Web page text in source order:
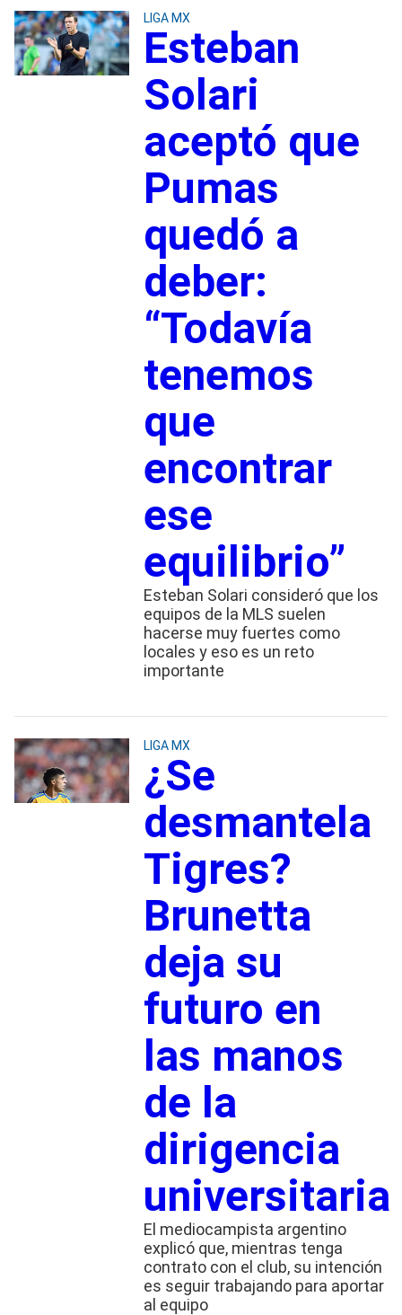
LIGA MX
Esteban
Solari
aceptó que
Pumas
quedó a
deber:
“Todavía
tenemos
que
encontrar
ese
equilibrio”
Esteban Solari consideró que los
equipos de la MLS suelen
hacerse muy fuertes como
locales y eso es un reto
importante
LIGA MX
¿Se
desmantela
Tigres?
Brunetta
deja su
futuro en
las manos
de la
dirigencia
universitaria
El mediocampista argentino
explicó que, mientras tenga
contrato con el club, su intención
es seguir trabajando para aportar
al equipo